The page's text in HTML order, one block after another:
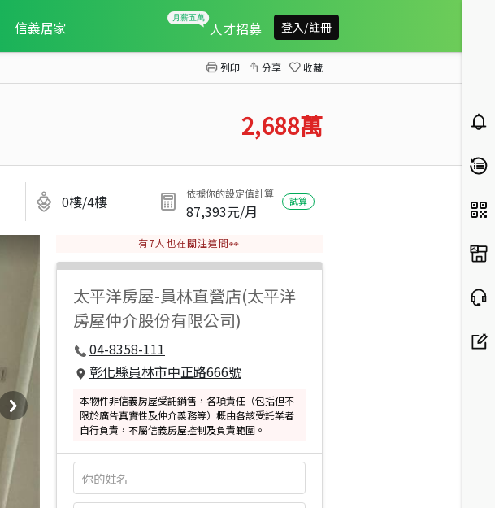
信義居家 人才招募 登入/註冊
列印 分享 收藏
2,688萬
0樓/4樓 依據你的設定值計算
87,393元/月
試算
有7人也在關注這間👀
太平洋房屋-員林直營店(太平洋
房屋仲介股份有限公司)
04-8358-111
彰化縣員林市中正路666號
本物件非信義房屋受託銷售，各項責任（包括但不
限於廣告真實性及仲介義務等）概由各該受託業者
自行負責，不屬信義房屋控制及負責範圍。